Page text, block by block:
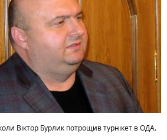
Віктор Бурлик потрощив турнікет в ОДА.